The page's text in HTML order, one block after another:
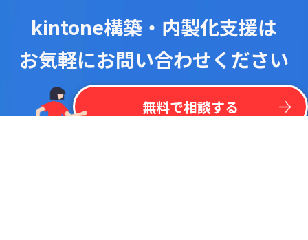
kintone構築・内製化支援は
お気軽にお問い合わせください
無料で相談する
今なら
最 新リス トを 一括 掲載！
kintone
プラグイン